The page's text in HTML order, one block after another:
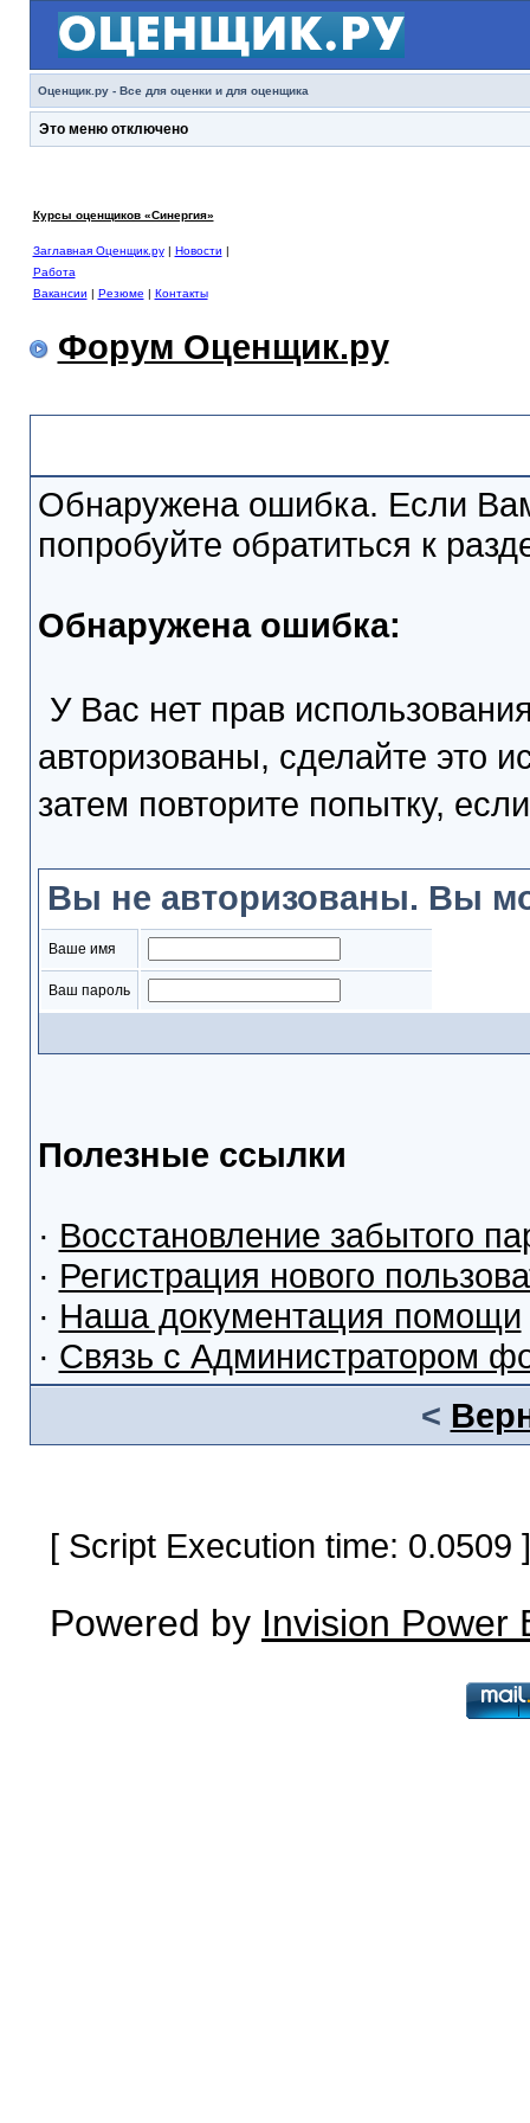
Оценщик.ру - Все для оценки и для оценщика
Это меню отключено
Курсы оценщиков «Синергия»
Заглавная Оценщик.ру| Новости |
Работа
Вакансии | Резюме | Контакты
Форум Оценщик.ру
Обнаружена ошибка. Если
попробуйте обратиться к
Обнаружена ошибка:
У Вас нет прав
авторизованы, сделайте это
затем повторите попытку,
Вы не авторизованы. Вы
Ваше имя
Ваш пароль
Полезные ссылки
· Восстановление забытого
· Регистрация нового
· Наша документация помощи
· Связь с Администратором
<
[ Script Execution time:
Powered by Invision Power